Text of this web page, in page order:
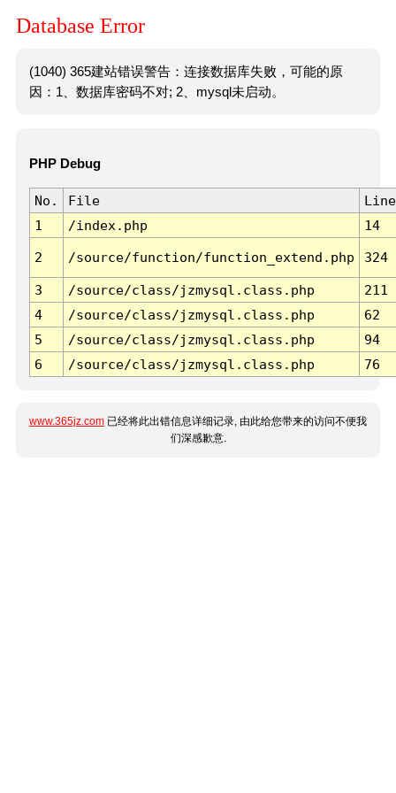
Database Error
(1040) 365建站错误警告：连接数据库失败，可能的原
因：1、数据库密码不对; 2、mysql未启动。
PHP Debug
No. File
Line
1
/index.php 14
2 /source/function/function_extend.php 324
3 /source/class/jzmysql.class.php
211
4
/source/class/jzmysql.class.php
62
5
/source/class/jzmysql.class.php
94
6
/source/class/jzmysql.class.php 76
www.365jz.com 已经将此出错信息详细记录, 由此给您带来的访问不便我
们深感歉意.